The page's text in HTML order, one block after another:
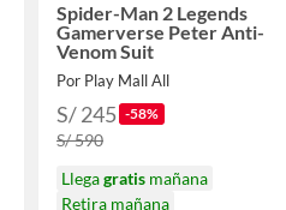
Spider-Man 2 Legends
Gamerverse Peter Anti-
Venom Suit
Por Play Mall All
S/ 245 -58%
S/ 590
Llegagratis mañana
Retira mañana